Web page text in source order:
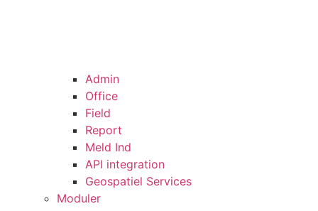
Admin
Office
Field
Report
Meld Ind
API integration
Geospatiel Services
Moduler